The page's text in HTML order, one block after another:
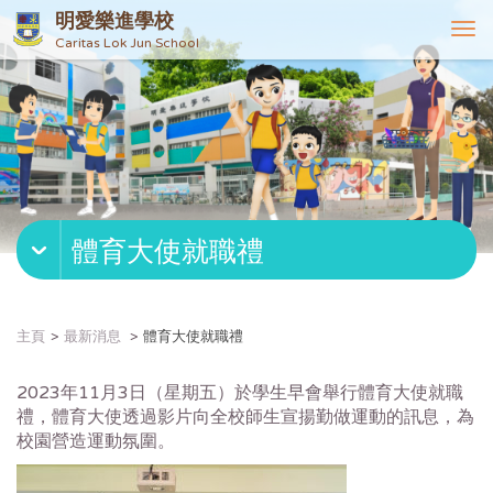
明愛樂進學校
Caritas Lok Jun School
T
o
g
g
l
e
n
v
g
n
體育大使就職禮
主頁 最新消息 體育大使就職禮
2023年11月3日（星期五）於學生早會舉行體育大使就職
禮，體育大使透過影片向全校師生宣揚勤做運動的訊息，為
校園營造運動氛圍。